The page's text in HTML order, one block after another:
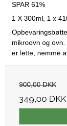
SPAR 61%
1 X 300ml, 1 x
mikroovn og
er lette, nemme
900,00 DKK
349,00 DKK